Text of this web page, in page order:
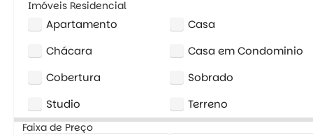
Imóveis Residencial
Apartamento
Casa
Chácara
Casa em Condominio
Cobertura
Sobrado
Studio
Terreno
Faixa de Preço